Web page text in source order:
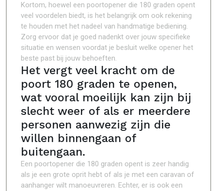
Kortom, hoewel een poortopener die 180 graden opent
veel voordelen biedt, is het belangrijk om ook rekening
te houden met het nadeel van handmatige bediening.
Zorg ervoor dat je goed nadenkt over jouw specifieke
situatie en wensen voordat je besluit welke opener het
beste past bij jouw behoeften.
Het vergt veel kracht om de
poort 180 graden te openen,
wat vooral moeilijk kan zijn bij
slecht weer of als er meerdere
personen aanwezig zijn die
willen binnengaan of
buitengaan.
Een poortopener die 180 graden opent is zeer handig
als je een grote oprit hebt of als je met een caravan of
aanhanger wilt manoeuvreren. Echter, er is ook een